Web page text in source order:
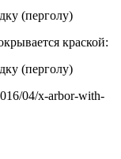
краской:
04/x-arbor-with-